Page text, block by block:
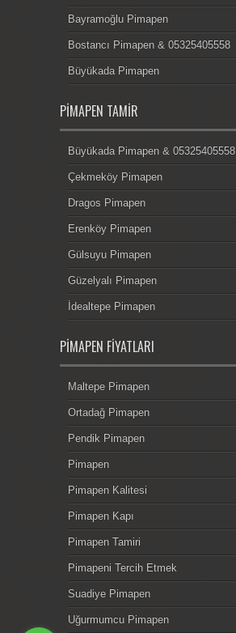
Bayramoğlu Pimapen
Bostancı Pimapen & 05325405558
Büyükada Pimapen
PIMAPEN TAMIR
Büyükada Pimapen & 05325405558
Çekmeköy Pimapen
Dragos Pimapen
Erenköy Pimapen
Gülsuyu Pimapen
Güzelyalı Pimapen
İdealtepe Pimapen
PIMAPEN FIYATLARI
Maltepe Pimapen
Ortadağ Pimapen
Pendik Pimapen
Pimapen
Pimapen Kalitesi
Pimapen Kapı
Pimapen Tamiri
Pimapeni Tercih Etmek
Suadiye Pimapen
Uğurmumcu Pimapen